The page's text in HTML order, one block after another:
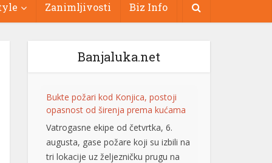
Zanimljivosti Biz Info
Banjaluka.net
Bukte požari kod Konjica, postoji
opasnost od širenja prema kućama
Vatrogasne ekipe od četvrtka, 6.
augusta, gase požare koji su izbili na
tri lokacije uz željezničku prugu na